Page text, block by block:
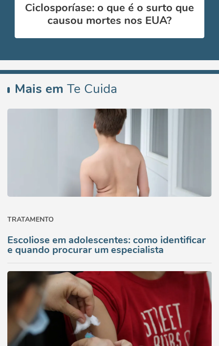
Ciclosporíase: o que é o surto que
causou mortes nos EUA?
Mais em Te Cuida
TRATAMENTO
Escoliose em adolescentes: como identificar
e quando procurar um especialista